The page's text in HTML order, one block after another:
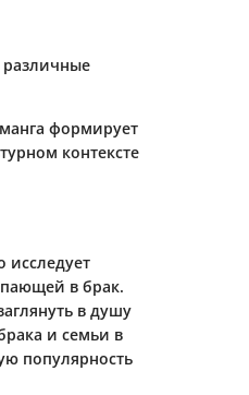
различные
формирует
контексте
исследует
в брак.
в душу
и семьи в
популярность